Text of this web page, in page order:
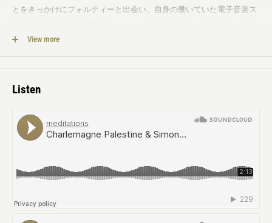
とをきっかけにフォルティーと出会い、自身の働いていた電子音楽ス
年の10月/12月にかけて同所にて録音された3つの作品を収録していま
View more
Listen